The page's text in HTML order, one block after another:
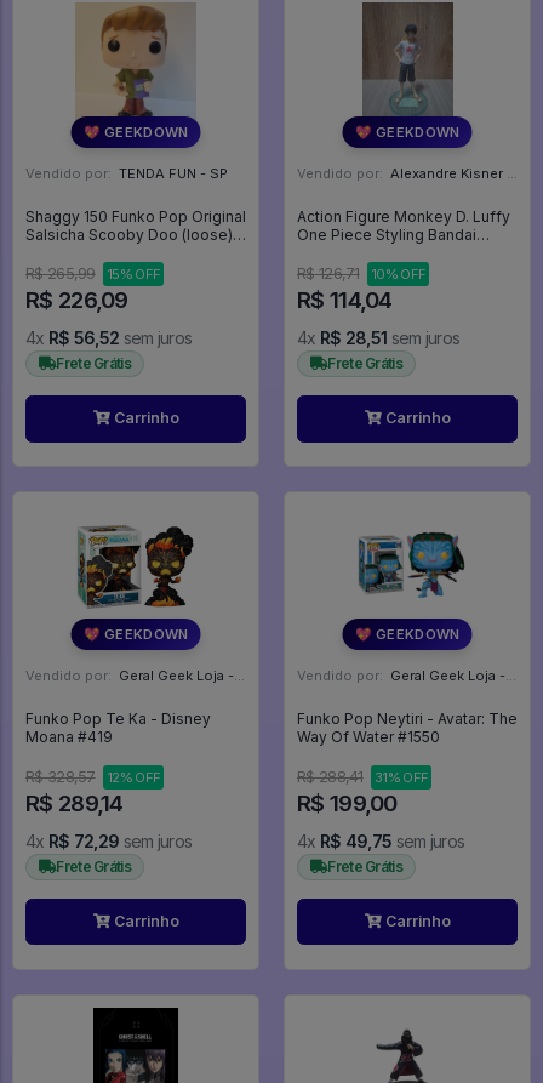
💖 GEEKDOWN
Vendido por: TENDA FUN - SP
Shaggy 150 Funko Pop Original
Salsicha Scooby Doo (loose) -
R$ 265,99 15% OFF
R$ 226,09
4x R$ 56,52 sem juros
Frete Grátis
Carrinho
💖 GEEKDOWN
Vendido por: Alexandre Kisner - PR
Action Figure Monkey D. Luffy
One Piece Styling Bandai
One Piece
R$ 126,71 10% OFF
R$ 114,04
4x R$ 28,51 sem juros
Frete Grátis
Carrinho
💖 GEEKDOWN
Vendido por: Geral Geek Loja - SP
Funko Pop Te Ka - Disney
Moana #419
R$ 328,57 12% OFF
R$ 289,14
4x R$ 72,29 sem juros
Frete Grátis
Carrinho
💖 GEEKDOWN
Vendido por: Geral Geek Loja - SP
Funko Pop Neytiri - Avatar: The
Way Of Water #1550
R$ 288,41 31% OFF
R$ 199,00
4x R$ 49,75 sem juros
Frete Grátis
Carrinho